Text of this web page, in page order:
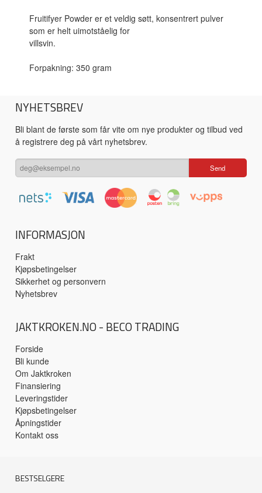
Fruitifyer Powder er et veldig søtt, konsentrert pulver
som er helt uimotståelig for
villsvin.
Forpakning: 350 gram
NYHETSBREV
Bli blant de første som får vite om nye produkter og tilbud ved
å registrere deg på vårt nyhetsbrev.
INFORMASJON
Frakt
Kjøpsbetingelser
Sikkerhet og personvern
Nyhetsbrev
JAKTKROKEN.NO - BECO TRADING
Forside
Bli kunde
Om Jaktkroken
Finansiering
Leveringstider
Kjøpsbetingelser
Åpningstider
Kontakt oss
BESTSELGERE